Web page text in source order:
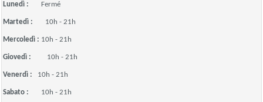
Lunedì : Fermé
Martedì : 10h - 21h
Mercoledì : 10h - 21h
Giovedì : 10h - 21h
Venerdì : 10h - 21h
Sabato : 10h - 21h